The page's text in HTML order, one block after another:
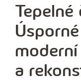
Tepelné
moderní
a